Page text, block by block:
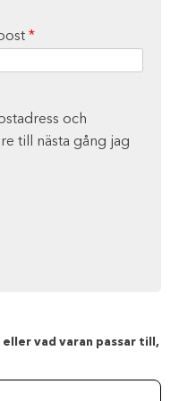
*
och
till nästa gång jag
vad varan passar till,